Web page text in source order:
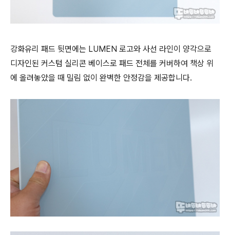
강화유리 패드 뒷면에는 LUMEN 로고와 사선 라인이 양각으로
디자인된 커스텀 실리콘 베이스로 패드 전체를 커버하여 책상 위
에 올려놓았을 때 밀림 없이 완벽한 안정감을 제공합니다.